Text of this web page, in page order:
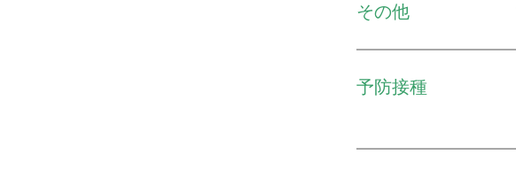
その他
予防接種